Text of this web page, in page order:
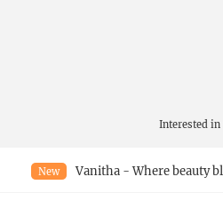
Interested in
New Vanitha - Where beauty